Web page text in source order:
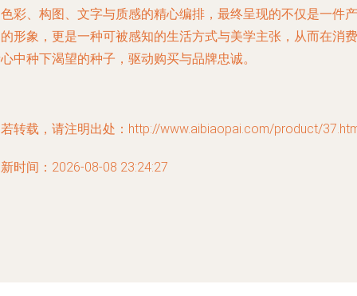
彩、构图、文字与质感的精心编排，最终呈现的不仅是一件产
形象，更是一种可被感知的生活方式与美学主张，从而在消费
中种下渴望的种子，驱动购买与品牌忠诚。
转载，请注明出处：http://www.aibiaopai.com/product/
时间：2026-08-08 23:24:27